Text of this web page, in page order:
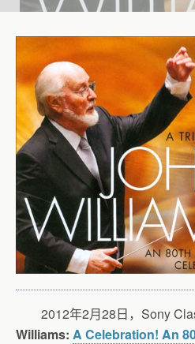
2012年2月28日，Sony
Williams: A Celebration! An